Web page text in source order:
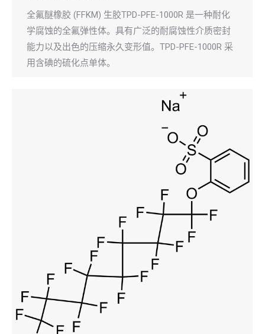
全氟醚橡胶 (FFKM) 生胶TPD-PFE-1000R 是一种耐化
学腐蚀的全氟弹性体。具有广泛的耐腐蚀性介质密封
能力以及出色的压缩永久变形值。TPD-PFE-1000R 采
用含碘的硫化点单体。